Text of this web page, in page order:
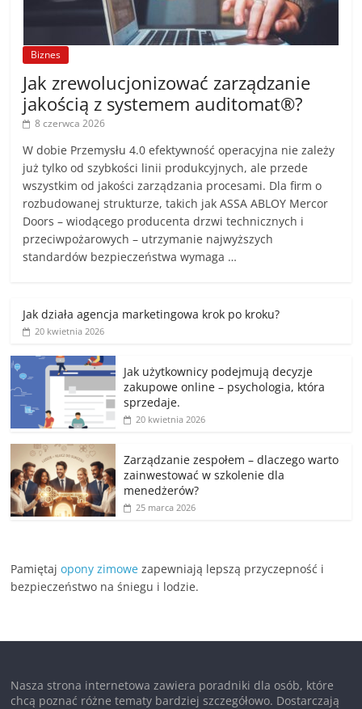
Biznes
Jak zrewolucjonizować zarządzanie
jakością z systemem auditomat®?
8 czerwca 2026
W dobie Przemysłu 4.0 efektywność operacyjna nie zależy
już tylko od szybkości linii produkcyjnych, ale przede
wszystkim od jakości zarządzania procesami. Dla firm o
rozbudowanej strukturze, takich jak ASSA ABLOY Mercor
Doors – wiodącego producenta drzwi technicznych i
przeciwpożarowych – utrzymanie najwyższych
standardów bezpieczeństwa wymaga …
Jak działa agencja marketingowa krok po kroku?
20 kwietnia 2026
Jak użytkownicy podejmują decyzje
zakupowe online – psychologia, która
sprzedaje.
20 kwietnia 2026
Zarządzanie zespołem – dlaczego warto
zainwestować w szkolenie dla
menedżerów?
25 marca 2026
Pamiętajopony zimowe zapewniają lepszą przyczepność i
bezpieczeństwo na śniegu i lodzie.
Nasza strona internetowa zawiera poradniki dla osób, które
chcą poznać różne tematy bardziej szczegółowo. Dostarczają